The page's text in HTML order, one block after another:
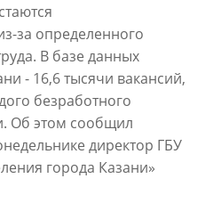
за определенного
В базе данных
- 16,6 тысячи вакансий,
безработного
Об этом сообщил
директор ГБУ
города Казани»